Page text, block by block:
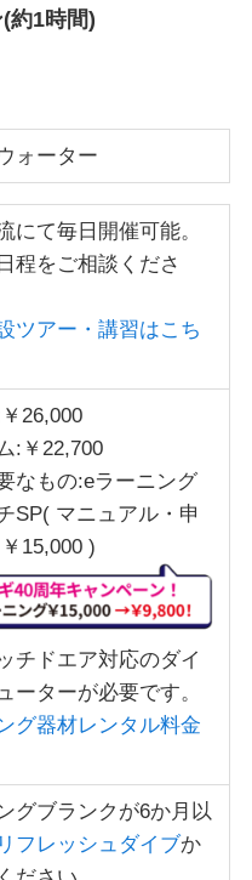
約1時間)
ォーター
にて毎日開催可能。
程をご相談くださ
ツアー・講習はこち
26,000
:￥22,700
なもの:eラーニング
SP( マニュアル・申
15,000 )
チドエア対応のダイ
ーターが必要です。
グ器材レンタル料金
グブランクが6か月以
リフレッシュダイブか